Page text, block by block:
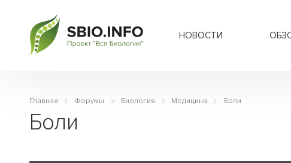
НОВОСТИ
Главная Форумы Биология Медицина Боли
Боли